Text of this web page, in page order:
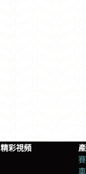
精彩視頻